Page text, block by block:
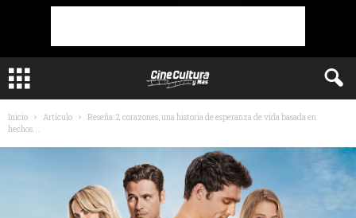
Inicio Artículo
Reseña: 2 corazones, una historia de esperanza de vida basada en
hechos...